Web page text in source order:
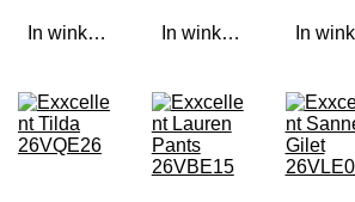
In winkelwagen In winkelwagen In